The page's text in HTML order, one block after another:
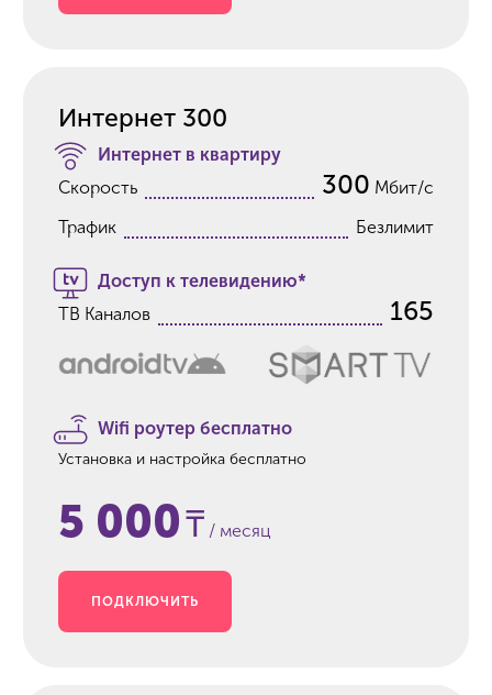
Интернет 300
Интернет в квартиру
Скорость
300 Мбит/с
Трафик
Безлимит
Доступ к телевидению*
ТВ Каналов
165
Wifi роутер бесплатно
Установка и настройка бесплатно
5 000₸ / месяц
ПОДКЛЮЧИТЬ